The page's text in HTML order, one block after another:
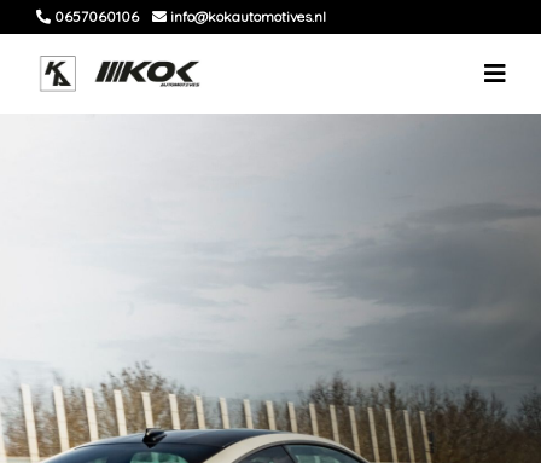
0657060106 info@kokautomotives.nl